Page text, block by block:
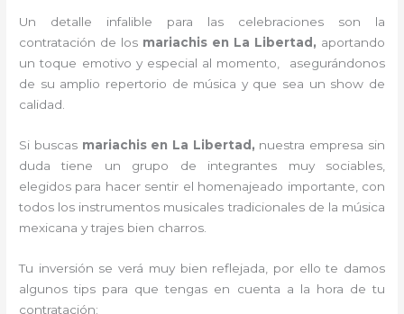
Un detalle infalible para las celebraciones son la
contratación de los mariachis en La Libertad, aportando
un toque emotivo y especial al momento, asegurándonos
de su amplio repertorio de música y que sea un show de
calidad.
Si buscas mariachis en La Libertad, nuestra empresa sin
duda tiene un grupo de integrantes muy sociables,
elegidos para hacer sentir el homenajeado importante, con
todos los instrumentos musicales tradicionales de la música
mexicana y trajes bien charros.
Tu inversión se verá muy bien reflejada, por ello te damos
algunos tips para que tengas en cuenta a la hora de tu
contratación: